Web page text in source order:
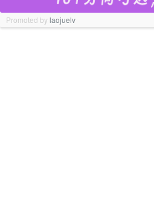
Promoted bylaojuelv